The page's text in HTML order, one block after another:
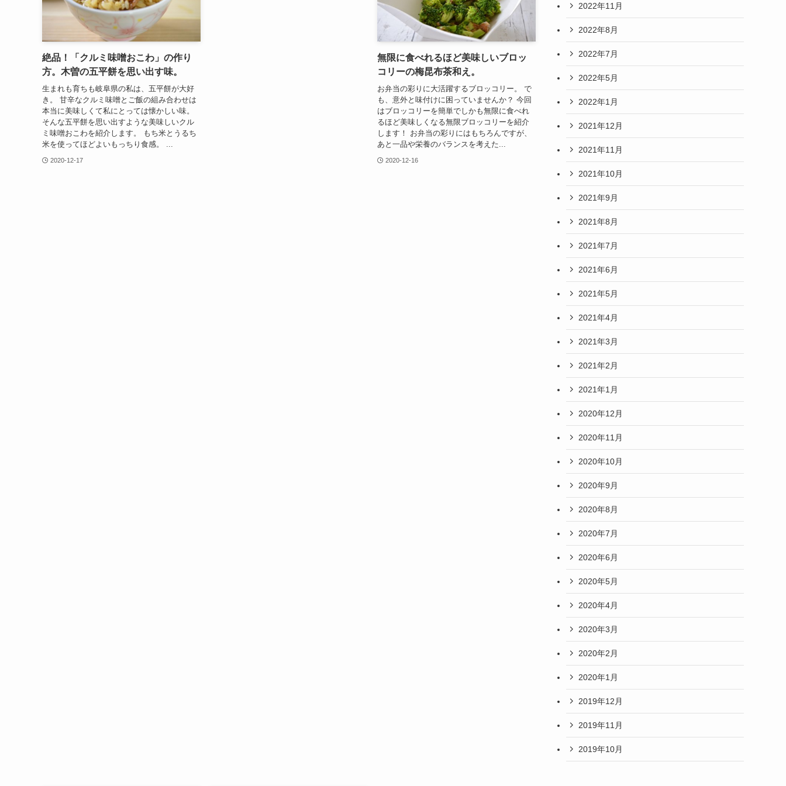
絶品！「クルミ味噌おこわ」の作り
方。木曽の五平餅を思い出す味。
生まれも育ちも岐阜県の私は、五平餅が大好
き。 甘辛なクルミ味噌とご飯の組み合わせは
本当に美味しくて私にとっては懐かしい味。
そんな五平餅を思い出すような美味しいクル
ミ味噌おこわを紹介します。 もち米とうるち
米を使ってほどよいもっちり食感。 ...
2020-12-17
無限に食べれるほど美味しいブロッ
コリーの梅昆布茶和え。
お弁当の彩りに大活躍するブロッコリー。 で
も、意外と味付けに困っていませんか？ 今回
はブロッコリーを簡単でしかも無限に食べれ
るほど美味しくなる無限ブロッコリーを紹介
します！ お弁当の彩りにはもちろんですが、
あと一品や栄養のバランスを考えた...
2020-12-16
2022年11月
2022年8月
2022年7月
2022年5月
2022年1月
2021年12月
2021年11月
2021年10月
2021年9月
2021年8月
2021年7月
2021年6月
2021年5月
2021年4月
2021年3月
2021年2月
2021年1月
2020年12月
2020年11月
2020年10月
2020年9月
2020年8月
2020年7月
2020年6月
2020年5月
2020年4月
2020年3月
2020年2月
2020年1月
2019年12月
2019年11月
2019年10月